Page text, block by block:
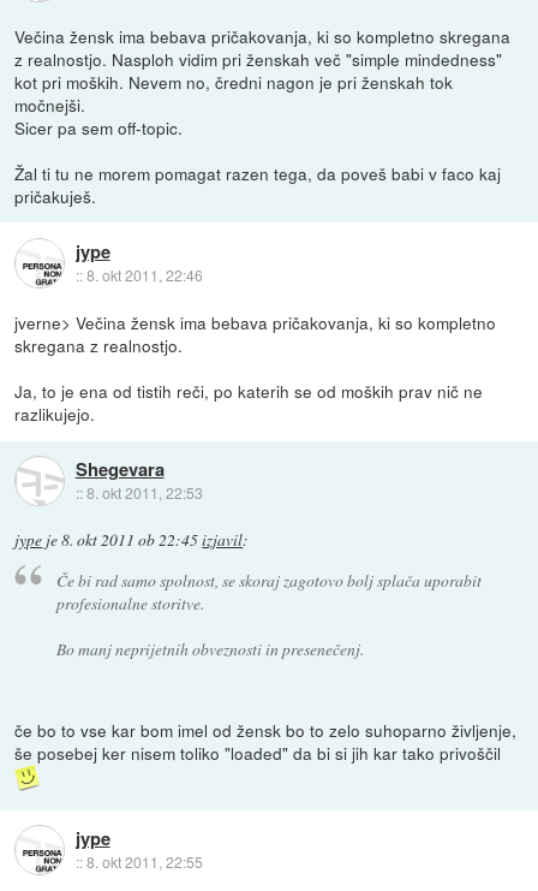
Večina žensk ima bebava pričakovanja, ki so kompletno skregana
z realnostjo. Nasploh vidim pri ženskah več "simple mindedness"
kot pri moških. Nevem no, čredni nagon je pri ženskah tok
močnejši.
Sicer pa sem off-topic.
Žal ti tu ne morem pomagat razen tega, da poveš babi v faco kaj
pričakuješ.
jype
::8. okt 2011, 22:46
jverne> Večina žensk ima bebava pričakovanja, ki so kompletno
skregana z realnostjo.
Ja, to je ena od tistih reči, po katerih se od moških prav nič ne
razlikujejo.
Shegevara
::8. okt 2011, 22:53
jype je8. okt 2011 ob 22:45izjavil:
Če bi rad samo spolnost, se skoraj zagotovo bolj splača uporabit
profesionalne storitve.
Bo manj neprijetnih obveznosti in presenečenj.
če bo to vse kar bom imel od žensk bo to zelo suhoparno življenje,
še posebej ker nisem toliko "loaded" da bi si jih kar tako privoščil
jype
::8. okt 2011, 22:55